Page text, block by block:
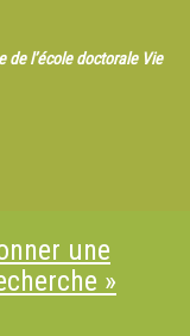
de l’école doctorale Vie
une
»